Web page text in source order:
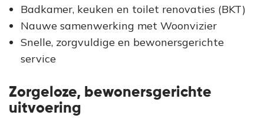
Badkamer, keuken en toilet renovaties (BKT)
Nauwe samenwerking met Woonvizier
Snelle, zorgvuldige en bewonersgerichte
service
Zorgeloze, bewonersgerichte
uitvoering